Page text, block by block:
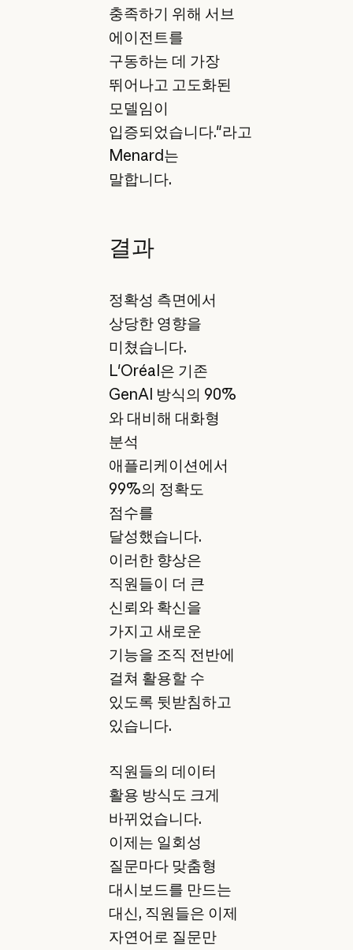
충족하기 위해 서브
에이전트를
구동하는 데 가장
뛰어나고 고도화된
모델임이
입증되었습니다."라고
Menard는
말합니다.
결과
정확성 측면에서
상당한 영향을
미쳤습니다.
L'Oréal은 기존
GenAI 방식의 90%
와 대비해 대화형
분석
애플리케이션에서
99%의 정확도
점수를
달성했습니다.
이러한 향상은
직원들이 더 큰
신뢰와 확신을
가지고 새로운
기능을 조직 전반에
걸쳐 활용할 수
있도록 뒷받침하고
있습니다.
직원들의 데이터
활용 방식도 크게
바뀌었습니다.
이제는 일회성
질문마다 맞춤형
대시보드를 만드는
대신, 직원들은 이제
자연어로 질문만